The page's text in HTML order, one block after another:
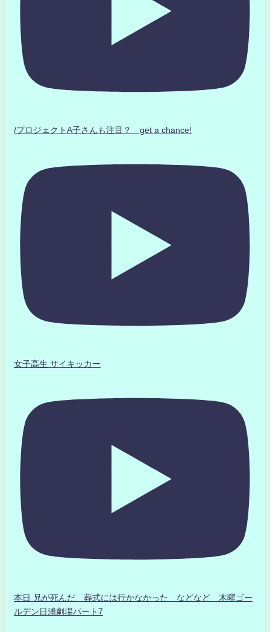
/プロジェクトA子さんも注目？ get a chance!
女子高生 サイキッカー
本日 兄が死んだ 葬式には行かなかった などなど 木曜ゴー
ルデン日浦劇場パート7